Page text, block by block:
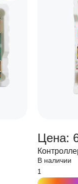
Цена:
В наличии